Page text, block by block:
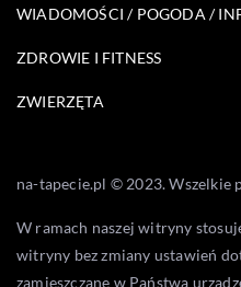
WIADOMOŚCI / POGODA /
ZDROWIE I FITNESS
ZWIERZĘTA
na-tapecie.pl © 2023. Wszelkie
W ramach naszej witryny
witryny bez zmiany ustawień
zamieszczane w Państwa